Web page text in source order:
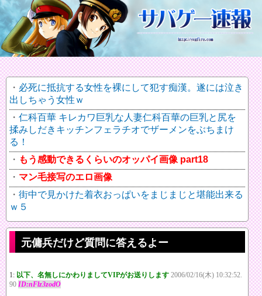
必死に抵抗する女性を裸にして犯す痴漢。遂には泣き
出しちゃう女性ｗ
仁科百華 キレカワ巨乳な人妻仁科百華の巨乳と尻を
揉みしだきキッチンフェラチオでザーメンをぶちまけ
る！
もう感動できるくらいのオッパイ画像 part18
マン毛接写のエロ画像
街中で見かけた着衣おっぱいをまじまじと堪能出来る
ｗ５
元傭兵だけど質問に答えるよー
1: 以下、名無しにかわりましてVIPがお送りします 2006/02/16(木) 10:32:52.
90 ID:nFlz3zodO